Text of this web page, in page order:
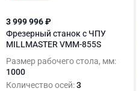
3 999 996 ₽
Фрезерный станок с ЧПУ
MILLMASTER VMM-855S
Размер рабочего стола, мм:
1000
Количество осей:3